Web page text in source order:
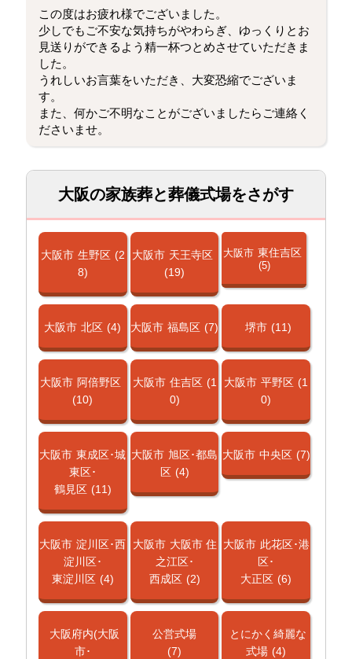
この度はお疲れ様でございました。
少しでもご不安な気持ちがやわらぎ、ゆっくりとお
見送りができるよう精一杯つとめさせていただきま
した。
うれしいお言葉をいただき、大変恐縮でございま
す。
また、何かご不明なことがございましたらご連絡く
ださいませ。
大阪の家族葬と葬儀式場をさがす
大阪市 生野区 (2
8)
大阪市 天王寺区
(19)
大阪市 東住吉区
(5)
大阪市 北区 (4) 大阪市 福島区 (7) 堺市 (11)
大阪市 阿倍野区
(10)
大阪市 住吉区 (1
0)
大阪市 平野区 (1
0)
大阪市 東成区･城
東区･
鶴見区 (11)
大阪市 旭区･都島
区 (4)
大阪市 中央区 (7)
大阪市 淀川区･西
淀川区･
東淀川区 (4)
大阪市 大阪市 住
之江区･
西成区 (2)
大阪市 此花区･港
区･
大正区 (6)
大阪府内(大阪
市･
公営式場
(7)
とにかく綺麗な
式場 (4)